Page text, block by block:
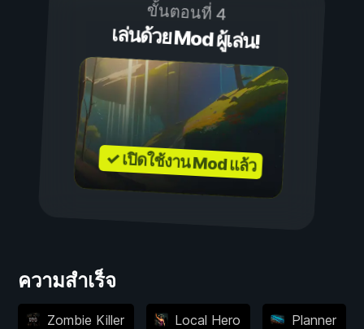
ขั้นตอนที่ 4
เล่นด้วย Mod ผู้เล่น!
✓ เปิดใช้งาน Mod แล้ว
ความสำเร็จ
Zombie Killer Local Hero Planner